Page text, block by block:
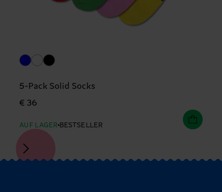
5-Pack Solid Socks
€ 36
AUF LAGER BESTSELLER